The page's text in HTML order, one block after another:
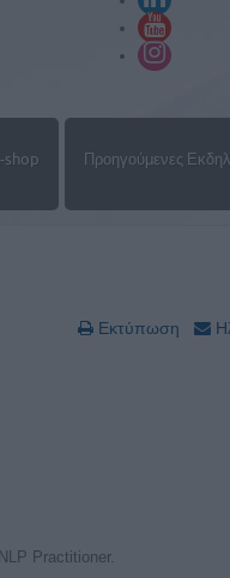
shop Προηγούμενες
Εκτύπωση
Practitioner.